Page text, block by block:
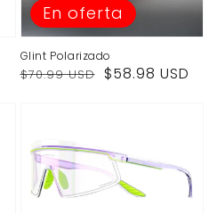
Glint Polarizado
Precio
$70.99 USD
Precio
$58.98 USD
En oferta